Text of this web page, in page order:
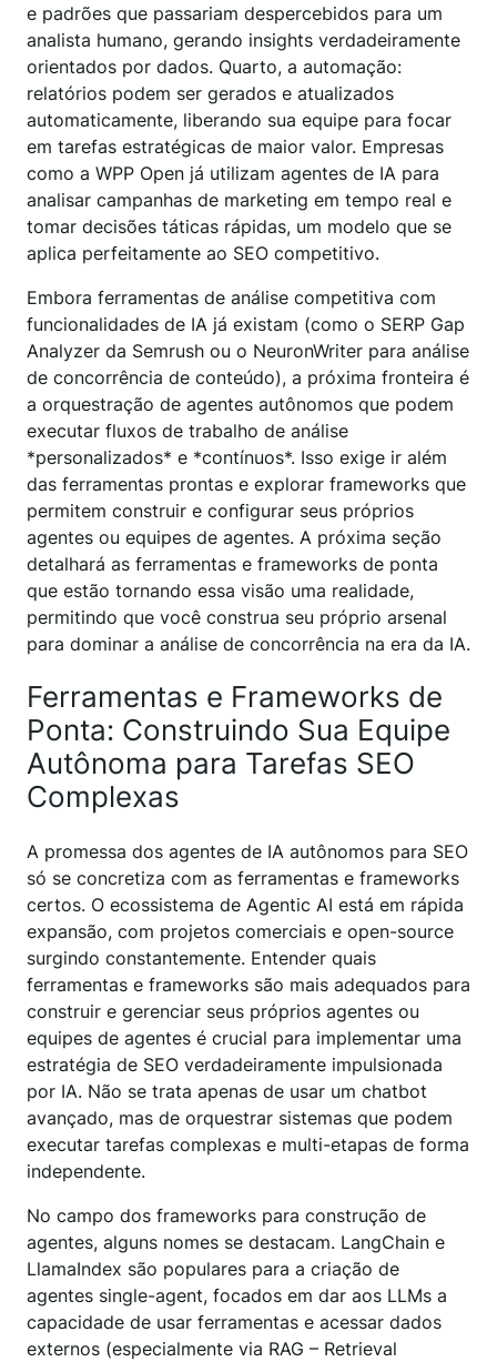
e padrões que passariam despercebidos para um
analista humano, gerando insights verdadeiramente
orientados por dados. Quarto, a automação:
relatórios podem ser gerados e atualizados
automaticamente, liberando sua equipe para focar
em tarefas estratégicas de maior valor. Empresas
como a WPP Open já utilizam agentes de IA para
analisar campanhas de marketing em tempo real e
tomar decisões táticas rápidas, um modelo que se
aplica perfeitamente ao SEO competitivo.
Embora ferramentas de análise competitiva com
funcionalidades de IA já existam (como o SERP Gap
Analyzer da Semrush ou o NeuronWriter para análise
de concorrência de conteúdo), a próxima fronteira é
a orquestração de agentes autônomos que podem
executar fluxos de trabalho de análise
*personalizados* e *contínuos*. Isso exige ir além
das ferramentas prontas e explorar frameworks que
permitem construir e configurar seus próprios
agentes ou equipes de agentes. A próxima seção
detalhará as ferramentas e frameworks de ponta
que estão tornando essa visão uma realidade,
permitindo que você construa seu próprio arsenal
para dominar a análise de concorrência na era da IA.
Ferramentas e Frameworks de
Ponta: Construindo Sua Equipe
Autônoma para Tarefas SEO
Complexas
A promessa dos agentes de IA autônomos para SEO
só se concretiza com as ferramentas e frameworks
certos. O ecossistema de Agentic AI está em rápida
expansão, com projetos comerciais e open-source
surgindo constantemente. Entender quais
ferramentas e frameworks são mais adequados para
construir e gerenciar seus próprios agentes ou
equipes de agentes é crucial para implementar uma
estratégia de SEO verdadeiramente impulsionada
por IA. Não se trata apenas de usar um chatbot
avançado, mas de orquestrar sistemas que podem
executar tarefas complexas e multi-etapas de forma
independente.
No campo dos frameworks para construção de
agentes, alguns nomes se destacam. LangChain e
LlamaIndex são populares para a criação de
agentes single-agent, focados em dar aos LLMs a
capacidade de usar ferramentas e acessar dados
externos (especialmente via RAG – Retrieval